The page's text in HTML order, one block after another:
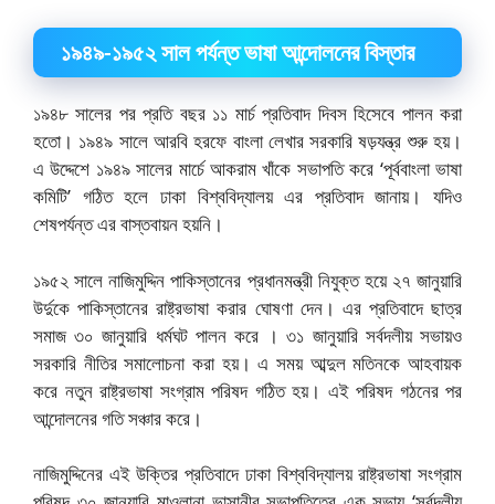
১৯৪৯-১৯৫২ সাল পর্যন্ত ভাষা আন্দোলনের বিস্তার
১৯৪৮ সালের পর প্রতি বছর ১১ মার্চ প্রতিবাদ দিবস হিসেবে পালন করা
হতো। ১৯৪৯ সালে আরবি হরফে বাংলা লেখার সরকারি ষড়যন্ত্র শুরু হয়।
এ উদ্দেশে ১৯৪৯ সালের মার্চে আকরাম খাঁকে সভাপতি করে ‘পূর্ববাংলা ভাষা
কমিটি’ গঠিত হলে ঢাকা বিশ্ববিদ্যালয় এর প্রতিবাদ জানায়। যদিও
শেষপর্যন্ত এর বাস্তবায়ন হয়নি।
১৯৫২ সালে নাজিমুদ্দিন পাকিস্তানের প্রধানমন্ত্রী নিযুক্ত হয়ে ২৭ জানুয়ারি
উর্দুকে পাকিস্তানের রাষ্ট্রভাষা করার ঘোষণা দেন। এর প্রতিবাদে ছাত্র
সমাজ ৩০ জানুয়ারি ধর্মঘট পালন করে । ৩১ জানুয়ারি সর্বদলীয় সভায়ও
সরকারি নীতির সমালোচনা করা হয়। এ সময় আব্দুল মতিনকে আহবায়ক
করে নতুন রাষ্ট্রভাষা সংগ্রাম পরিষদ গঠিত হয়। এই পরিষদ গঠনের পর
আন্দোলনের গতি সঞ্চার করে।
নাজিমুদ্দিনের এই উক্তির প্রতিবাদে ঢাকা বিশ্ববিদ্যালয় রাষ্ট্রভাষা সংগ্রাম